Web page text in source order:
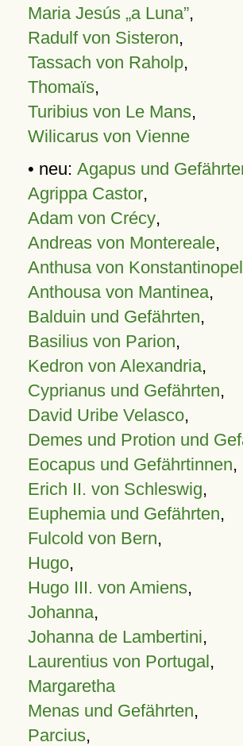
Maria Jesús „a Luna”,
Radulf von Sisteron,
Tassach von Raholp,
Thomaïs,
Turibius von Le Mans,
Wilicarus von Vienne
• neu: Agapus und
Agrippa Castor,
Adam von Crécy,
Andreas von Montereale,
Anthusa von Konstantinopel
Anthousa von Mantinea,
Balduin und Gefährten,
Basilius von Parion,
Kedron von Alexandria,
Cyprianus und Gefährten,
David Uribe Velasco,
Demes und Protion und
Eocapus und Gefährtinnen,
Erich II. von Schleswig,
Euphemia und Gefährten,
Fulcold von Bern,
Hugo,
Hugo III. von Amiens,
Johanna,
Johanna de Lambertini,
Laurentius von Portugal,
Margaretha
Menas und Gefährten,
Parcius,